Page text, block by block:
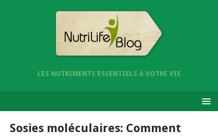
LES NUTRIMENTS ESSENTIELS À VOTRE VIE
Sosies moléculaires: Comment